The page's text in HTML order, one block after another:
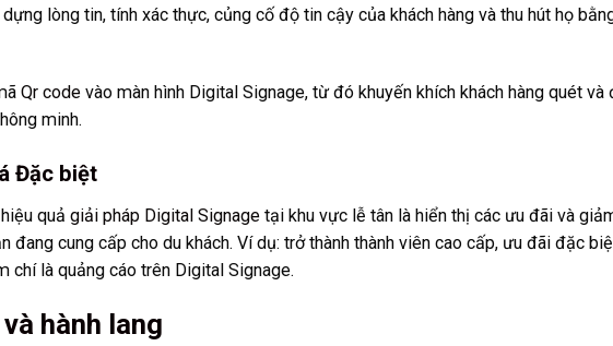
lòng tin, tính xác thực, củng cố độ tin cậy của khách hàng và thu hút họ
Qr code vào màn hình Digital Signage, từ đó khuyến khích khách hàng quét và
minh.
Đặc biệt
quả giải pháp Digital Signage tại khu vực lễ tân là hiển thị các ưu đãi và
đang cung cấp cho du khách. Ví dụ: trở thành thành viên cao cấp, ưu đãi đặc
chí là quảng cáo trên Digital Signage.
hành lang